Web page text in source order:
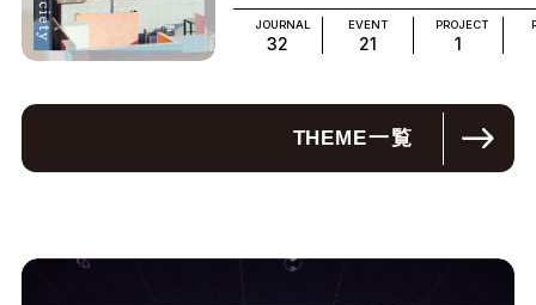
JOURNAL
32
EVENT
21
PROJECT
1
THEME一覧